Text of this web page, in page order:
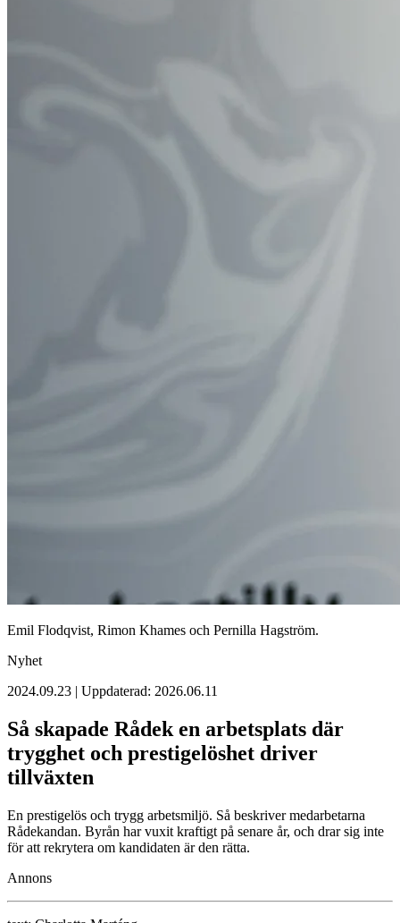
Emil Flodqvist, Rimon Khames och Pernilla Hagström.
Nyhet
2024.09.23 | Uppdaterad: 2026.06.11
Så skapade Rådek en arbetsplats där
trygghet och prestigelöshet driver
tillväxten
En prestigelös och trygg arbetsmiljö. Så beskriver medarbetarna
Rådekandan. Byrån har vuxit kraftigt på senare år, och drar sig inte
för att rekrytera om kandidaten är den rätta.
Annons